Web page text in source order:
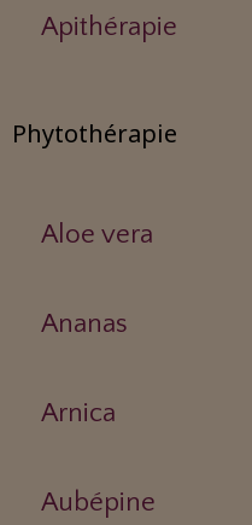
Apithérapie
Phytothérapie
Aloe vera
Ananas
Arnica
Aubépine